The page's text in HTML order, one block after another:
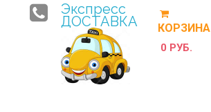
Экспресс
ДОСТАВКА КОРЗИНА
0 РУБ.